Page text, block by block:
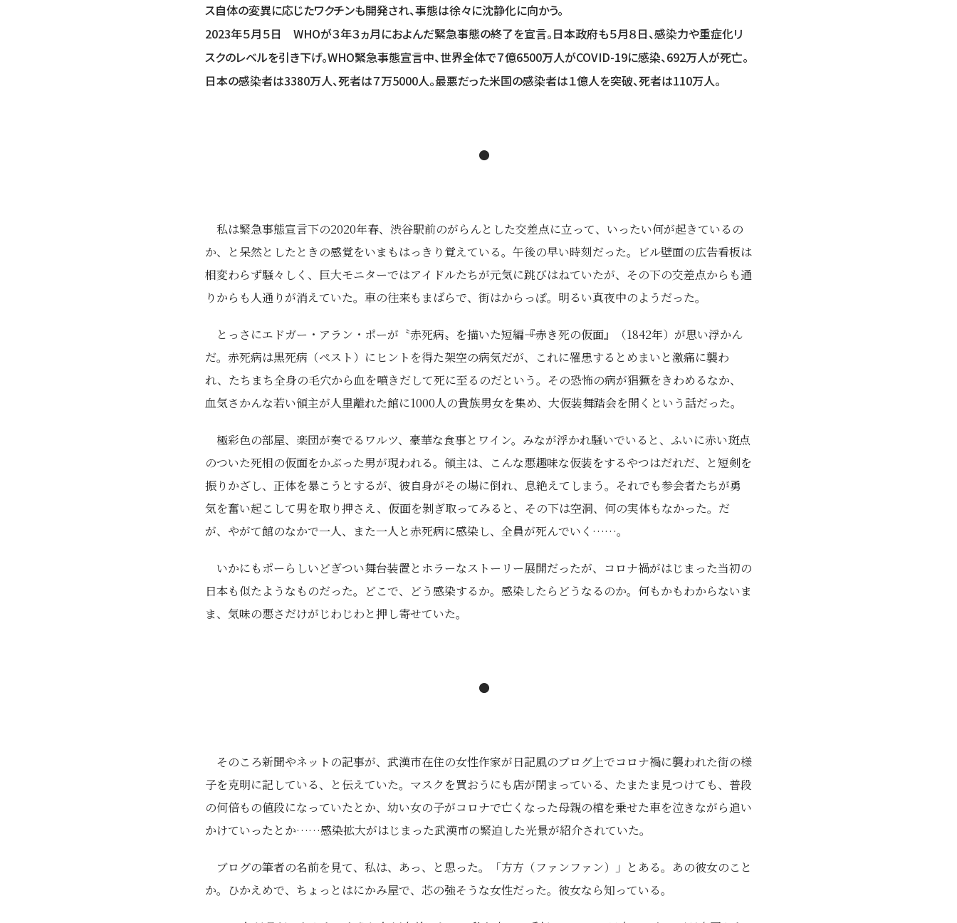
ス自体の変異に応じたワクチンも開発され、事態は徐々に沈静化に向かう。
2023年５月５日 WHOが３年３ヵ月におよんだ緊急事態の終了を宣言。日本政府も５月８日、感染力や重症化リ
スクのレベルを引き下げ。WHO緊急事態宣言中、世界全体で７億6500万人がCOVID-19に感染、692万人が死亡。
日本の感染者は3380万人、死者は７万5000人。最悪だった米国の感染者は１億人を突破、死者は110万人。
●
私は緊急事態宣言下の2020年春、渋谷駅前のがらんとした交差点に立って、いったい何が起きているの
か、と呆然としたときの感覚をいまもはっきり覚えている。午後の早い時刻だった。ビル壁面の広告看板は
相変わらず騒々しく、巨大モニターではアイドルたちが元気に跳びはねていたが、その下の交差点からも通
りからも人通りが消えていた。車の往来もまばらで、街はからっぽ。明るい真夜中のようだった。
とっさにエドガー・アラン・ポーが〝赤死病〟を描いた短編――『赤き死の仮面』（1842年）が思い浮かん
だ。赤死病は黒死病（ペスト）にヒントを得た架空の病気だが、これに罹患するとめまいと激痛に襲わ
れ、たちまち全身の毛穴から血を噴きだして死に至るのだという。その恐怖の病が猖獗をきわめるなか、
血気さかんな若い領主が人里離れた館に1000人の貴族男女を集め、大仮装舞踏会を開くという話だった。
極彩色の部屋、楽団が奏でるワルツ、豪華な食事とワイン。みなが浮かれ騒いでいると、ふいに赤い斑点
のついた死相の仮面をかぶった男が現われる。領主は、こんな悪趣味な仮装をするやつはだれだ、と短剣を
振りかざし、正体を暴こうとするが、彼自身がその場に倒れ、息絶えてしまう。それでも参会者たちが勇
気を奮い起こして男を取り押さえ、仮面を剝ぎ取ってみると、その下は空洞、何の実体もなかった。だ
が、やがて館のなかで一人、また一人と赤死病に感染し、全員が死んでいく……。
いかにもポーらしいどぎつい舞台装置とホラーなストーリー展開だったが、コロナ禍がはじまった当初の
日本も似たようなものだった。どこで、どう感染するか。感染したらどうなるのか。何もかもわからないま
ま、気味の悪さだけがじわじわと押し寄せていた。
●
そのころ新聞やネットの記事が、武漢市在住の女性作家が日記風のブログ上でコロナ禍に襲われた街の様
子を克明に記している、と伝えていた。マスクを買おうにも店が閉まっている、たまたま見つけても、普段
の何倍もの値段になっていたとか、幼い女の子がコロナで亡くなった母親の棺を乗せた車を泣きながら追い
かけていったとか……感染拡大がはじまった武漢市の緊迫した光景が紹介されていた。
ブログの筆者の名前を見て、私は、あっ、と思った。「方方（ファンファン）」とある。あの彼女のこと
か。ひかえめで、ちょっとはにかみ屋で、芯の強そうな女性だった。彼女なら知っている。